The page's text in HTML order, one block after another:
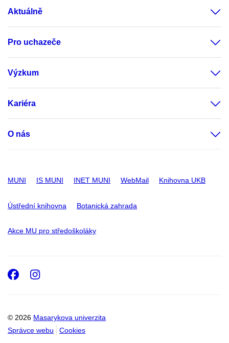
Aktuálně
Pro uchazeče
Výzkum
Kariéra
O nás
MUNI IS MUNI INET MUNI WebMail Knihovna UKB
Ústřední knihovna Botanická zahrada
Akce MU pro středoškoláky
© 2026 Masarykova univerzita
Správce webu
Cookies
Facebook
Instagram